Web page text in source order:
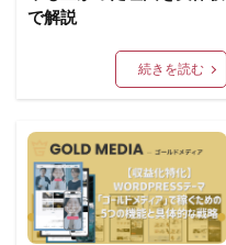
で解説
続きを読む